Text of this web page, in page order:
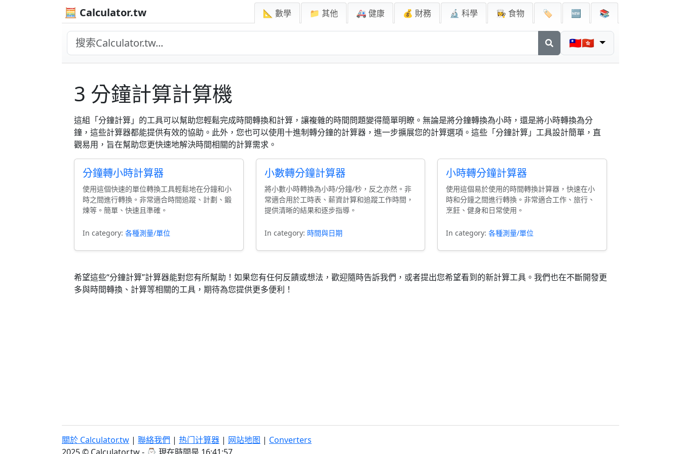
🧮 Calculator.tw 📐 數學 📁 其他 🚑 健康 💰 財務 🔬 科學 👩‍🍳 食物 🏷️ 🆕 📚
🇹🇼🇭🇰
3 分鐘計算計算機
這組「分鐘計算」的工具可以幫助您輕鬆完成時間轉換和計算，讓複雜的時間問題變得簡單明瞭。無論是將分鐘轉換為小時，還是將小時轉換為分
鐘，這些計算器都能提供有效的協助。此外，您也可以使用十進制轉分鐘的計算器，進一步擴展您的計算選項。這些「分鐘計算」工具設計簡單，直
觀易用，旨在幫助您更快速地解決時間相關的計算需求。
分鐘轉小時計算器
使用這個快速的單位轉換工具輕鬆地在分鐘和小
時之間進行轉換。非常適合時間追蹤、計劃、鍛
煉等。簡單、快速且準確。
In category: 各種測量/單位
小數轉分鐘計算器
將小數小時轉換為小時/分鐘/秒，反之亦然。非
常適合用於工時表、薪資計算和追蹤工作時間，
提供清晰的結果和逐步指導。
In category: 時間與日期
小時轉分鐘計算器
使用這個易於使用的時間轉換計算器，快速在小
時和分鐘之間進行轉換。非常適合工作、旅行、
烹飪、健身和日常使用。
In category:各種測量/單位
希望這些“分鐘計算”計算器能對您有所幫助！如果您有任何反饋或想法，歡迎隨時告訴我們，或者提出您希望看到的新計算工具。我們也在不斷開發更
多與時間轉換、計算等相關的工具，期待為您提供更多便利！
關於 Calculator.tw | 聯絡我們 | 热门计算器 | 网站地图 | Converters